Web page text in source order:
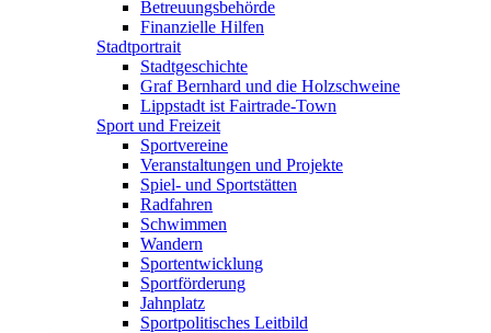
Betreuungsbehörde
Finanzielle Hilfen
Stadtportrait
Stadtgeschichte
Graf Bernhard und die Holzschweine
Lippstadt ist Fairtrade-Town
Sport und Freizeit
Sportvereine
Veranstaltungen und Projekte
Spiel- und Sportstätten
Radfahren
Schwimmen
Wandern
Sportentwicklung
Sportförderung
Jahnplatz
Sportpolitisches Leitbild